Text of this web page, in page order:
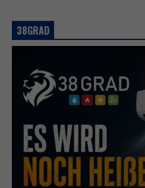
38GRAD